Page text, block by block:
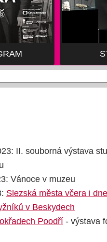
II. souborná výstava
Vánoce v muzeu
Slezská města včera i
v Beskydech
Poodří - výstava